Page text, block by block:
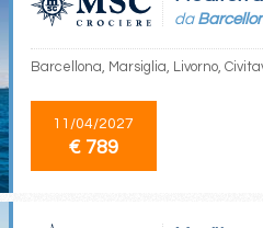
da
Barcellona, Marsiglia, Livorno,
11/04/2027
€ 789